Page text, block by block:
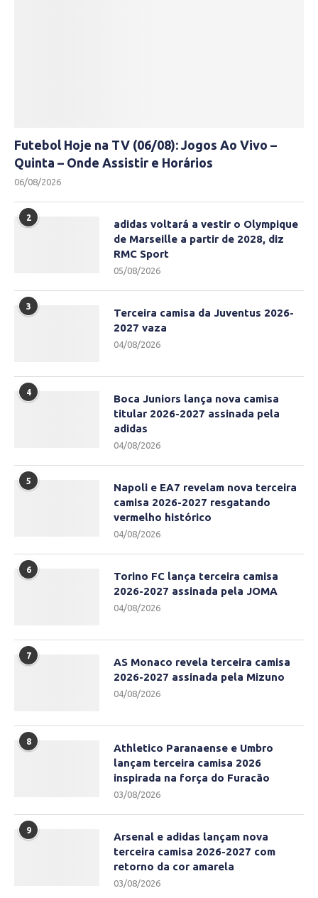
Futebol Hoje na TV (06/08): Jogos Ao Vivo –
Quinta – Onde Assistir e Horários
06/08/2026
2
adidas voltará a vestir o Olympique
de Marseille a partir de 2028, diz
RMC Sport
05/08/2026
3
Terceira camisa da Juventus 2026-
2027 vaza
04/08/2026
4
Boca Juniors lança nova camisa
titular 2026-2027 assinada pela
adidas
04/08/2026
5
Napoli e EA7 revelam nova terceira
camisa 2026-2027 resgatando
vermelho histórico
04/08/2026
6
Torino FC lança terceira camisa
2026-2027 assinada pela JOMA
04/08/2026
7
AS Monaco revela terceira camisa
2026-2027 assinada pela Mizuno
04/08/2026
8
Athletico Paranaense e Umbro
lançam terceira camisa 2026
inspirada na força do Furacão
03/08/2026
9
Arsenal e adidas lançam nova
terceira camisa 2026-2027 com
retorno da cor amarela
03/08/2026